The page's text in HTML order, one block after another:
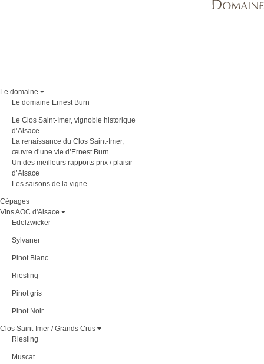
Le domaine
Le domaine Ernest Burn
Le Clos Saint-Imer, vignoble historique
d’Alsace
La renaissance du Clos Saint-Imer,
œuvre d’une vie d’Ernest Burn
Un des meilleurs rapports prix / plaisir
d’Alsace
Les saisons de la vigne
Cépages
Vins AOC d'Alsace
Edelzwicker
Sylvaner
Pinot Blanc
Riesling
Pinot gris
Pinot Noir
Clos Saint-Imer / Grands Crus
Riesling
Muscat